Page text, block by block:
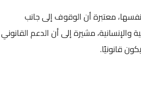
معتبرة أن الوقوف إلى جانب
مشيرة إلى أن الدعم القانوني
قانونيًا.